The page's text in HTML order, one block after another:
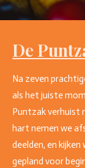
De
Na zeven
als het juiste
Puntzak verhuist
hart nemen we
deelden, en
gepland voor